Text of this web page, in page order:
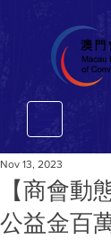
【商會動
公益金百
Nov 13, 2023